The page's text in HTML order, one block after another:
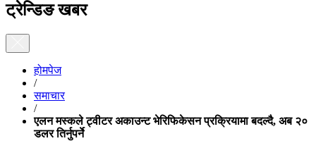
ट्रेन्डिङ खबर
होमपेज
/
समाचार
/
एलन मस्कले ट्वीटर अकाउन्ट भेरिफिकेसन प्रक्रियामा बदल्दै, अब २०
डलर तिर्नुपर्ने